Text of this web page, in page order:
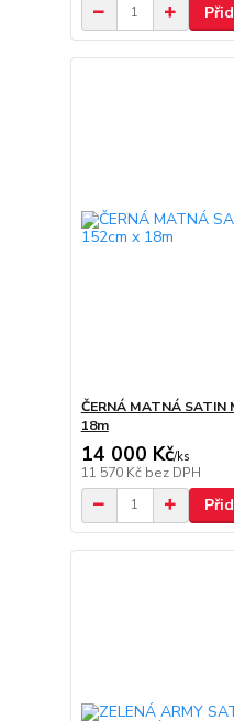
ČERNÁ MATNÁ SATIN
18m
14 000 Kč/ks
11 570 Kč bez DPH